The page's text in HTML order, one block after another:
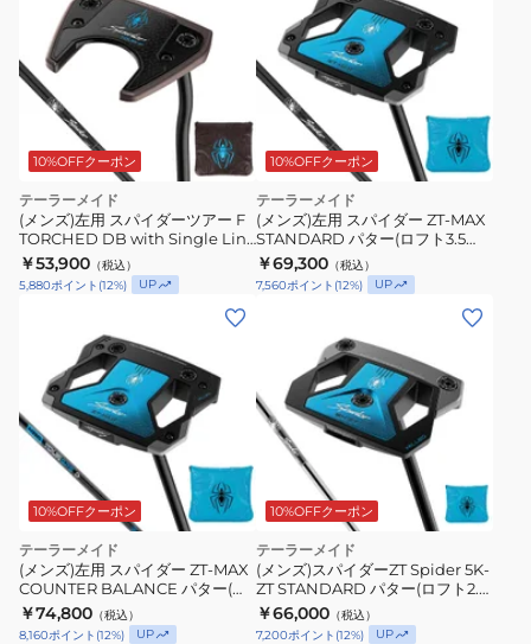
10%OFFクーポン
テーラーメイド
(メンズ)左用 スパイダーツアー F
TORCHED DB with Single Line
パター(ロフト3度)KBS BLACK
STEPLESS
￥53,900 （税込）
5,880ポイント (12%) UP
10%OFFクーポン
テーラーメイド
(メンズ)左用 スパイダー ZT-MAX
STANDARD パター(ロフト3.5
度)KBS CT Putter 120 Stepless
Black
￥69,300 （税込）
7,560ポイント (12%) UP
10%OFFクーポン
テーラーメイド
(メンズ)左用 スパイダー ZT-MAX
COUNTER BALANCE パター(ロ
フト3.5度)KBS GPS Custom
Graphite 155g
￥74,800 （税込）
8,160ポイント (12%) UP
10%OFFクーポン
テーラーメイド
(メンズ)スパイダーZT Spider 5K-
ZT STANDARD パター(ロフト2.5
度)KBS CT Putter 120 Stepless
Black
￥66,000 （税込）
7,200ポイント (12%) UP